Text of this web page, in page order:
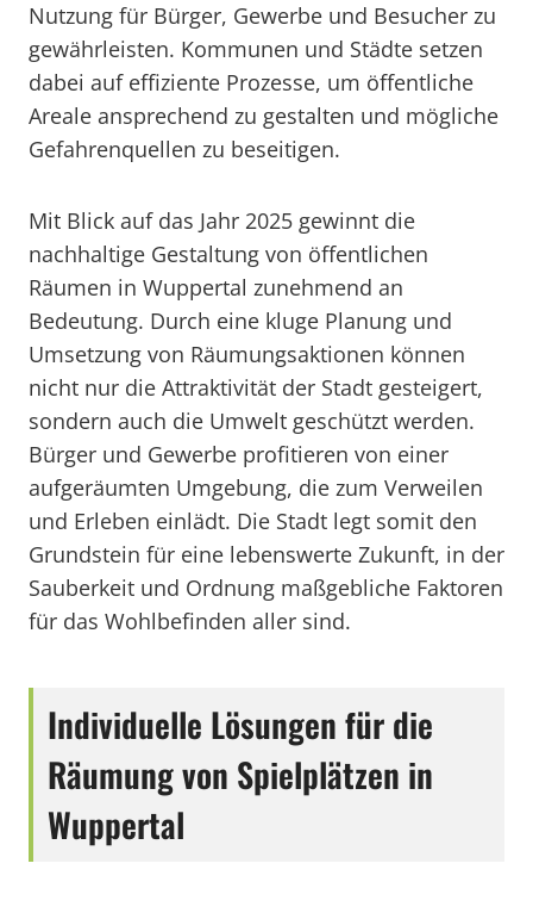
Nutzung für Bürger, Gewerbe und Besucher zu
gewährleisten. Kommunen und Städte setzen
dabei auf effiziente Prozesse, um öffentliche
Areale ansprechend zu gestalten und mögliche
Gefahrenquellen zu beseitigen.
Mit Blick auf das Jahr 2025 gewinnt die
nachhaltige Gestaltung von öffentlichen
Räumen in Wuppertal zunehmend an
Bedeutung. Durch eine kluge Planung und
Umsetzung von Räumungsaktionen können
nicht nur die Attraktivität der Stadt gesteigert,
sondern auch die Umwelt geschützt werden.
Bürger und Gewerbe profitieren von einer
aufgeräumten Umgebung, die zum Verweilen
und Erleben einlädt. Die Stadt legt somit den
Grundstein für eine lebenswerte Zukunft, in der
Sauberkeit und Ordnung maßgebliche Faktoren
für das Wohlbefinden aller sind.
Individuelle Lösungen für die
Räumung von Spielplätzen in
Wuppertal